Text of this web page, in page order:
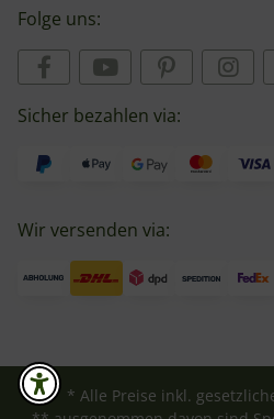
Folge uns:
Sicher bezahlen via:
Wir versenden via:
* Alle Preise inkl.